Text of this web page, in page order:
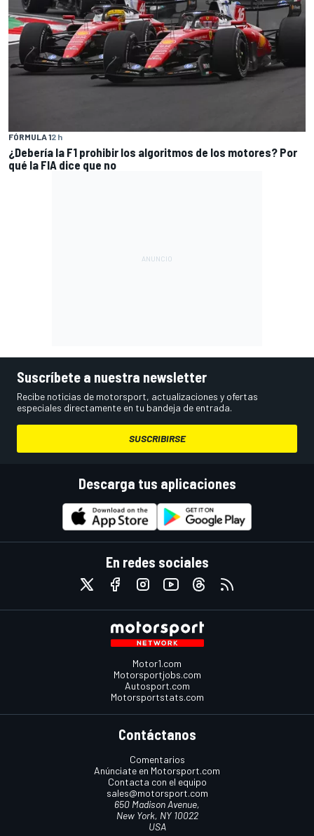
FÓRMULA 12 h
¿Debería la F1 prohibir los algoritmos de los motores? Por
qué la FIA dice que no
Suscríbete a nuestra newsletter
Recibe noticias de motorsport, actualizaciones y ofertas
especiales directamente en tu bandeja de entrada.
SUSCRIBIRSE
Descarga tus aplicaciones
En redes sociales
Motor1.com
Motorsportjobs.com
Autosport.com
Motorsportstats.com
Contáctanos
Comentarios
Anúnciate en Motorsport.com
Contacta con el equipo
sales@motorsport.com
650 Madison Avenue,
New York, NY 10022
USA